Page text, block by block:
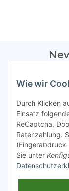
Bitte sendet mir
regelmäßig
Gesetzliche
Wie wir
Durch Klicken
Einsatz
ReCaptcha,
Ratenzahlung.
Sie unter